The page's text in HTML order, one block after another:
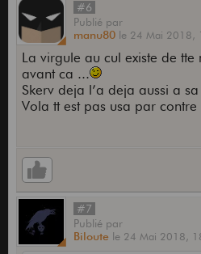
#6
Publié par
manu80 le 24 Mai 2018,
La virgule au cul existe de
avant ca ...
Skerv deja l’a deja aussi a
Vola tt est pas usa par contre
#7
Publié par
Biloute le 24 Mai 2018,